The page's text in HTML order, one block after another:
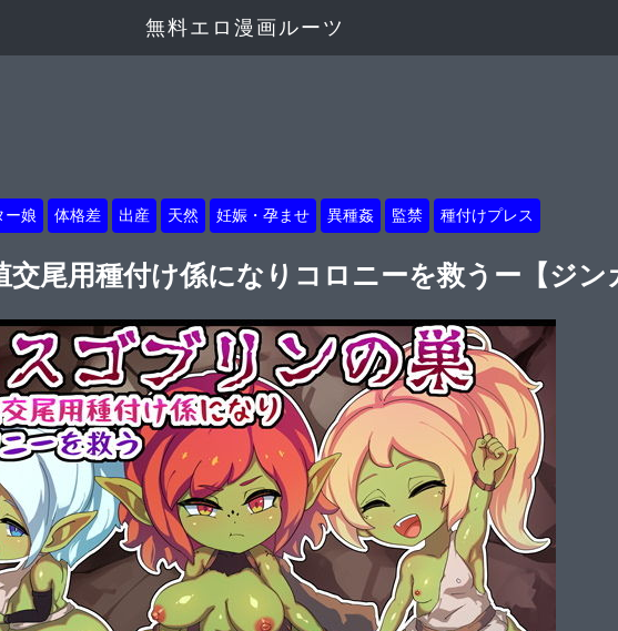
無料エロ漫画ルーツ
ー娘 体格差 出産 天然 妊娠・孕ませ 異種姦 監禁 種付けプレス
尾用種付け係になりコロニーを救うー【ジン